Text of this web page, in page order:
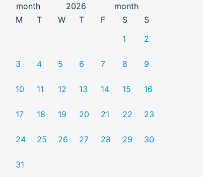
2026
M
T W T F S
S
1
2
3 4 5 6 7 8 9
10 11 12 13 14 15 16
17 18 19 20 21 22 23
24 25 26 27 28 29 30
31